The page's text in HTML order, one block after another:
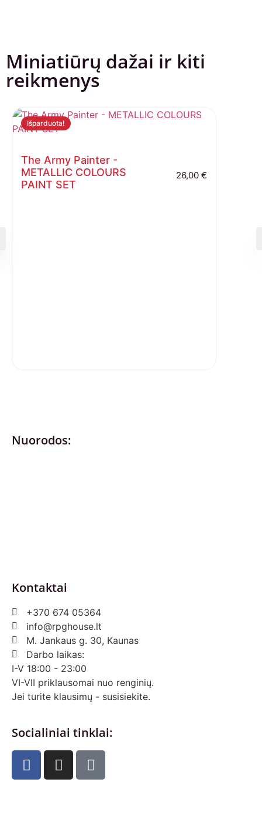
Miniatiūrų dažai ir kiti
reikmenys
Išparduota!
The Army Painter -
METALLIC COLOURS
PAINT SET
26,00 €
Nuorodos:
Kontaktai
+370 674 05364
info@rpghouse.lt
M. Jankaus g. 30, Kaunas
Darbo laikas:
I-V 18:00 - 23:00
VI-VII priklausomai nuo renginių.
Jei turite klausimų - susisiekite.
Socialiniai tinklai: